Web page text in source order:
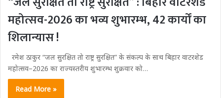
महोत्सव-2026 का भव्य शुभारम्भ, 42 कार्यों का
शिलान्यास !
रमेश ठाकुर “जल सुरक्षित तो राष्ट्र सुरक्षित” के संकल्प के साथ बिहार वाटरशेड
महोत्सव–2026 का राज्यस्तरीय शुभारम्भ शुक्रवार को…
Read More »